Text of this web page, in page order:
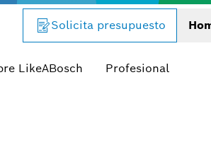
Solicita presupuesto
LikeABosch Profesional